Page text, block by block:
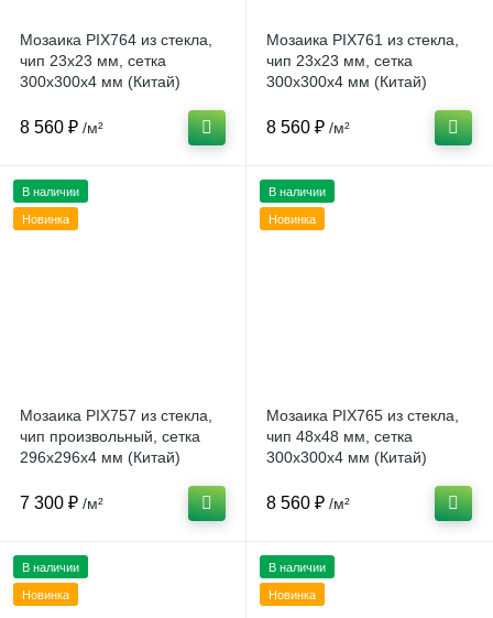
Мозаика PIX764 из стекла,
чип 23x23 мм, сетка
300х300x4 мм (Китай)
8 560 ₽ /м²
Мозаика PIX761 из стекла,
чип 23x23 мм, сетка
300х300x4 мм (Китай)
8 560 ₽ /м²
В наличии
Новинка
Мозаика PIX757 из стекла,
чип произвольный, сетка
296х296x4 мм (Китай)
7 300 ₽ /м²
В наличии
Новинка
Мозаика PIX765 из стекла,
чип 48x48 мм, сетка
300х300x4 мм (Китай)
8 560 ₽ /м²
В наличии
Новинка
В наличии
Новинка